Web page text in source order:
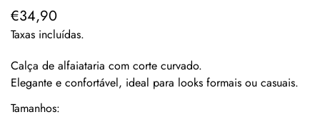
Preço
regular
€34,90
Taxas incluídas.
Calça de alfaiataria com corte curvado.
Elegante e confortável, ideal para looks formais ou casuais.
Tamanhos: